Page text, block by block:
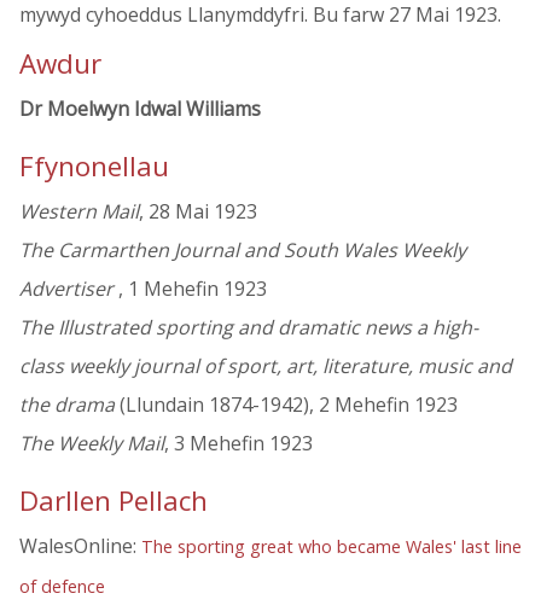
mywyd cyhoeddus Llanymddyfri. Bu farw 27 Mai 1923.
Awdur
Dr Moelwyn Idwal Williams
Ffynonellau
Western Mail, 28 Mai 1923
The Carmarthen Journal and South Wales Weekly
Advertiser, 1 Mehefin 1923
The Illustrated sporting and dramatic news a high-
class weekly journal of sport, art, literature, music and
the drama(Llundain 1874-1942), 2 Mehefin 1923
The Weekly Mail, 3 Mehefin 1923
Darllen Pellach
WalesOnline: The sporting great who became Wales' last line
of defence